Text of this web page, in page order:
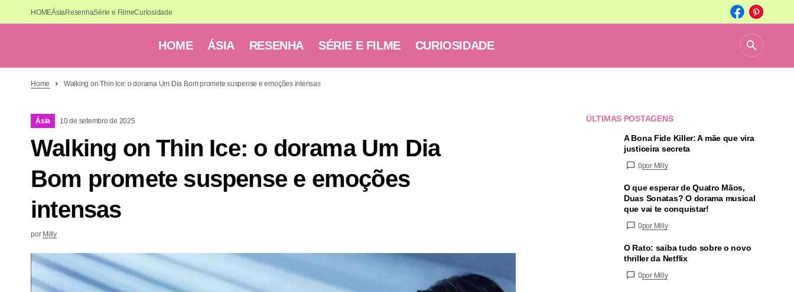
HOMEÁsiaResenhaSérie e FilmeCuriosidade
HOME ÁSIA RESENHA SÉRIE E FILME CURIOSIDADE
Home Walking on Thin Ice: o dorama Um Dia Bom promete suspense e emoções intensas
Ásia 10 de setembro de 2025
Walking on Thin Ice: o dorama Um Dia
Bom promete suspense e emoções
intensas
por Milly
ÚLTIMAS POSTAGENS
A Bona Fide Killer: A mãe que vira
justiceira secreta
0por Milly
O que esperar de Quatro Mãos,
Duas Sonatas? O dorama musical
que vai te conquistar!
0por Milly
O Rato: saiba tudo sobre o novo
thriller da Netflix
0por Milly